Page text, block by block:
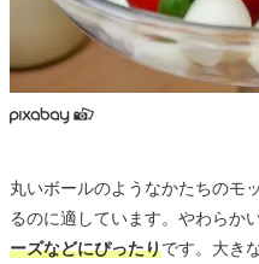
丸いボールのようなかたちのモ
るのに適しています。やわらか
ーズなどにぴったりです。大き